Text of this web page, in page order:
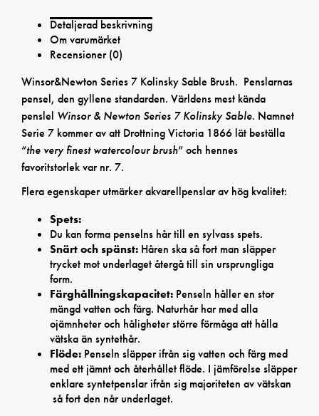
Detaljerad beskrivning
Om varumärket
Recensioner (0)
Winsor&Newton Series 7 Kolinsky Sable Brush. Penslarnas
pensel, den gyllene standarden. Världens mest kända
penslel Winsor & Newton Series 7 Kolinsky Sable. Namnet
Serie 7 kommer av att Drottning Victoria 1866 lät beställa
“the very finest watercolour brush” och hennes
favoritstorlek var nr. 7.
Flera egenskaper utmärker akvarellpenslar av hög kvalitet:
Spets:
Du kan forma penselns hår till en sylvass spets.
Snärt och spänst: Håren ska så fort man släpper
trycket mot underlaget återgå till sin ursprungliga
form.
Färghållningskapacitet: Penseln håller en stor
mängd vatten och färg. Naturhår har med alla
ojämnheter och håligheter större förmåga att hålla
vätska än syntethår.
Flöde: Penseln släpper ifrån sig vatten och färg med
med ett jämnt och återhållet flöde. I jämförelse släpper
enklare syntetpenslar ifrån sig majoriteten av vätskan
så fort den når underlaget.